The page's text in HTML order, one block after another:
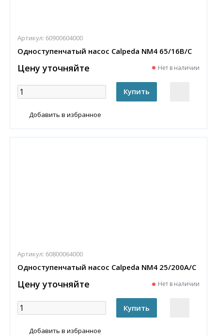
Артикул: 60900604000
Одноступенчатый насос Calpeda NM4 65/16B/C
Цену уточняйте Нет в наличии
Добавить в избранное
Артикул: 60800064000
Одноступенчатый насос Calpeda NM4 25/200A/C
Цену уточняйте Нет в наличии
Добавить в избранное